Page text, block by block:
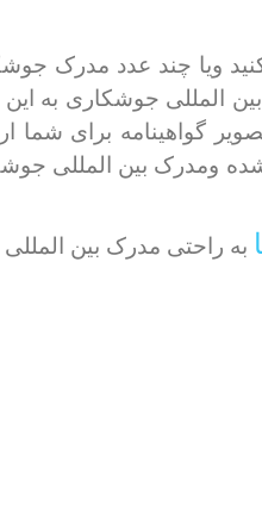
ویا چند عدد مدرک
المللی جوشکاری به
گواهینامه برای شما
شده ومدرک بین المللی
به راحتی مدرک بین المللی